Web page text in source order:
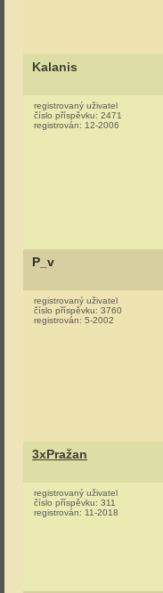
Kalanis
registrovaný uživatel
číslo příspěvku: 2471
registrován: 12-2006
P_v
registrovaný uživatel
číslo příspěvku: 3760
registrován: 5-2002
3xPražan
registrovaný uživatel
číslo příspěvku: 311
registrován: 11-2018